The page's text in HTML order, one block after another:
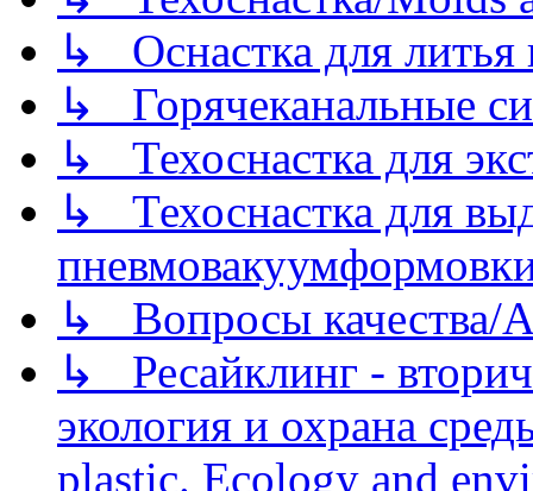
↳ Оснастка для литья
↳ Горячеканальные
↳ Техоснастка для
↳ Техоснастка для
↳ Вопросы качества/
↳ Ресайклинг -
экология и охрана
plastic. Ecology and